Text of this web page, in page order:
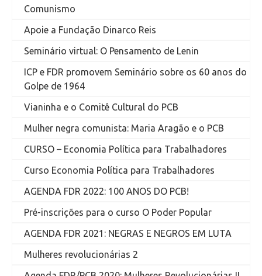
Comunismo
Apoie a Fundação Dinarco Reis
Seminário virtual: O Pensamento de Lenin
ICP e FDR promovem Seminário sobre os 60 anos do
Golpe de 1964
Vianinha e o Comitê Cultural do PCB
Mulher negra comunista: Maria Aragão e o PCB
CURSO – Economia Política para Trabalhadores
Curso Economia Política para Trabalhadores
AGENDA FDR 2022: 100 ANOS DO PCB!
Pré-inscrições para o curso O Poder Popular
AGENDA FDR 2021: NEGRAS E NEGROS EM LUTA
Mulheres revolucionárias 2